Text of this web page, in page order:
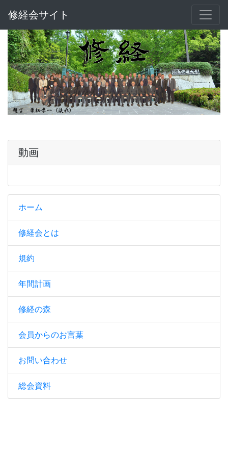
修経会サイト
動画
ホーム
修経会とは
規約
年間計画
修経の森
会員からのお言葉
お問い合わせ
総会資料